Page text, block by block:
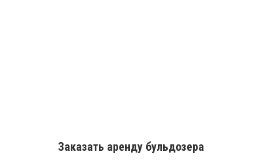
Заказать аренду бульдозера